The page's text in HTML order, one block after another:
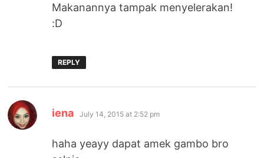
Makanannya tampak menyelerakan!
:D
REPLY
iena says:
July 14, 2015 at 2:52 pm
haha yeayy dapat amek gambo bro